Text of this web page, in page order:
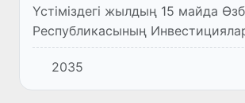
Үстіміздегі жылдың 15 майда
Республикасының
және сауда министрі Лазиз
Республикасының Сыртқы істер
Константинос Комбоспен...
2035